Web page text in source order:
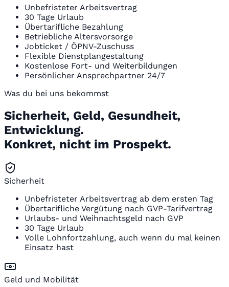
Unbefristeter Arbeitsvertrag
30 Tage Urlaub
Übertarifliche Bezahlung
Betriebliche Altersvorsorge
Jobticket / ÖPNV-Zuschuss
Flexible Dienstplangestaltung
Kostenlose Fort- und Weiterbildungen
Persönlicher Ansprechpartner 24/7
Was du bei uns bekommst
Sicherheit, Geld, Gesundheit,
Entwicklung.
Konkret, nicht im Prospekt.
Sicherheit
Unbefristeter Arbeitsvertrag ab dem ersten Tag
Übertarifliche Vergütung nach GVP-Tarifvertrag
Urlaubs- und Weihnachtsgeld nach GVP
30 Tage Urlaub
Volle Lohnfortzahlung, auch wenn du mal keinen
Einsatz hast
Geld und Mobilität